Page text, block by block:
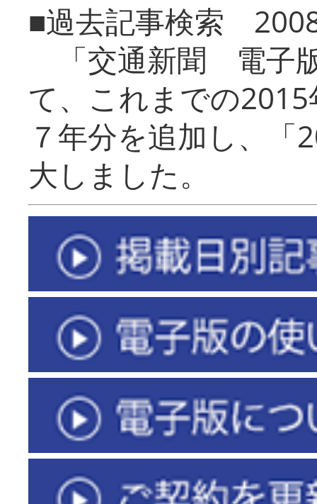
■過去記事検索
「交通新聞 電子
て、これまでの
７年分を追加し、「
大しまし